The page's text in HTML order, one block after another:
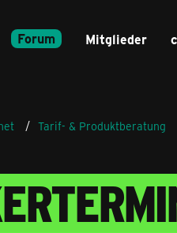
Forum Mitglieder
Tarif- & Produktberatung